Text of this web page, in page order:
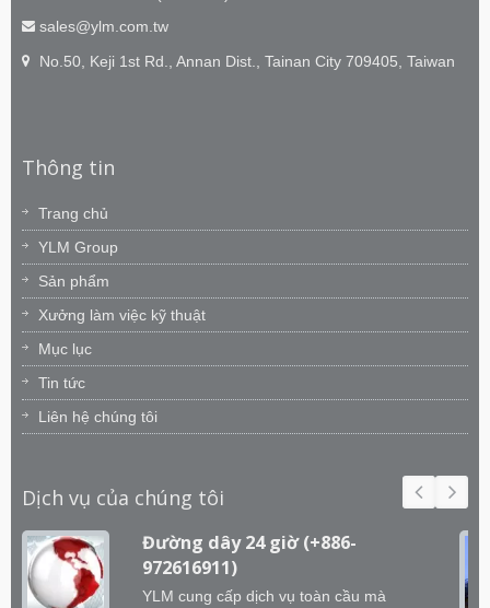
sales@ylm.com.tw
No.50, Keji 1st Rd., Annan Dist., Tainan City 709405, Taiwan
Thông tin
Trang chủ
YLM Group
Sản phẩm
Xưởng làm việc kỹ thuật
Mục lục
Tin tức
Liên hệ chúng tôi
Dịch vụ của chúng tôi
Đường dây 24 giờ (+886-
972616911)
YLM cung cấp dịch vụ toàn cầu mà